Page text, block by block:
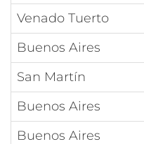
Venado Tuerto
Buenos Aires
San Martín
Buenos Aires
Buenos Aires